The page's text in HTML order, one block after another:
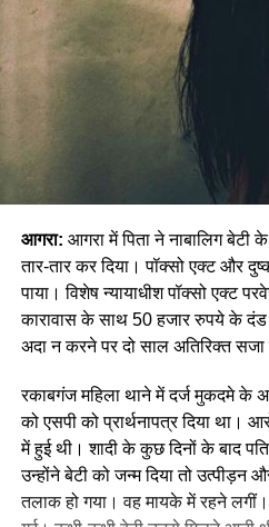
आगरा: आगरा में पिता ने नाबालिग बेटी
तार-तार कर दिया। पॉक्सो एक्ट और
पाया। विशेष न्यायाधीश पॉक्सो एक्ट
कारावास के साथ 50 हजार रुपये के
अदा न करने पर दो साल अतिरिक्त सजा
रकाबगंज महिला थाने में दर्ज मुकदमे के
को एसपी को प्रार्थनापत्र दिया था।
में हुई थी। शादी के कुछ दिनों के बाद
उन्होंने बेटी को जन्म दिया तो
तलाक हो गया। वह मायके में रहने लगीं।